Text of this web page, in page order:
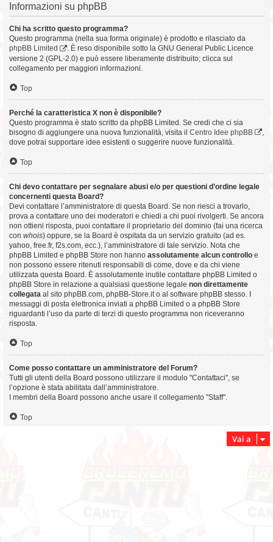
Informazioni su phpBB
Chi ha scritto questo programma?
Questo programma (nella sua forma originale) è prodotto e rilasciato da
phpBB Limited
. È reso disponibile sotto la GNU General Public Licence
versione 2 (GPL-2.0) e può essere liberamente distribuito; clicca sul
collegamento per maggiori informazioni.
Top
Perché la caratteristica X non è disponibile?
Questo programma è stato scritto da phpBB Limited. Se credi che ci sia
bisogno di aggiungere una nuova funzionalità, visita il Centro Idee phpBB
dove potrai supportare idee esistenti o suggerire nuove funzionalità.
Top
Chi devo contattare per segnalare abusi e/o per questioni d’ordine legale
concernenti questa Board?
Devi contattare l’amministratore di questa Board. Se non riesci a trovarlo,
prova a contattare uno dei moderatori e chiedi a chi puoi rivolgerti. Se ancora
non ottieni risposta, puoi contattare il proprietario del dominio (fai una ricerca
con whois) oppure, se la Board è ospitata da un servizio gratuito (ad es.
yahoo, free.fr, f2s.com, ecc.), l’amministratore di tale servizio. Nota che
phpBB Limited e phpBB Store non hanno assolutamente alcun controllo e
non possono essere ritenuti responsabili di come, dove e da chi viene
utilizzata questa Board. È assolutamente inutile contattare phpBB Limited o
phpBB Store in relazione a qualsiasi questione legale non direttamente
collegata al sito phpBB.com, phpBB-Store.it o al software phpBB stesso. I
messaggi di posta elettronica inviati a phpBB Limited o a phpBB Store
riguardanti l’uso da parte di terzi di questo programma non riceveranno
risposta.
Top
Come posso contattare un amministratore del Forum?
Tutti gli utenti della Board possono utilizzare il modulo "Contattaci", se
l’opzione è stata abilitata dall’amministratore.
I membri della Board possono anche usare il collegamento "Staff".
Top
Vai a